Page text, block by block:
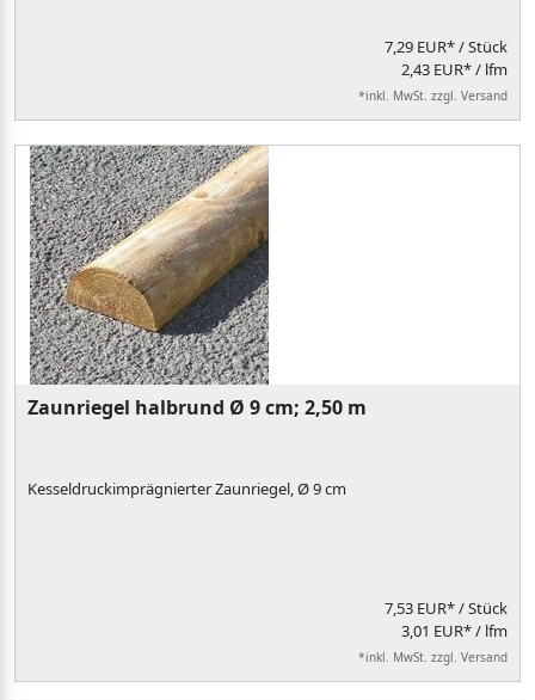
7,29 EUR*/ Stück
2,43 EUR* / lfm
*inkl. MwSt. zzgl. Versand
Zaunriegel halbrund Ø 9 cm; 2,50 m
Kesseldruckimprägnierter Zaunriegel, Ø 9 cm
7,53 EUR*/ Stück
3,01 EUR* / lfm
*inkl. MwSt. zzgl. Versand